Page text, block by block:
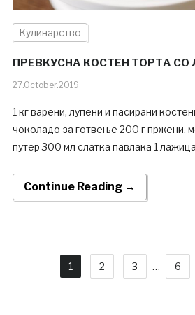
Кулинарство
ПРЕВКУСНА КОСТЕН ТОРТА
27.October.2019
1 кг варени, лупени и пасирани
чоколадо за готвење 200 г пржени,
путер 300 мл слатка павлака 1
Continue Reading →
1 2 3 … 6